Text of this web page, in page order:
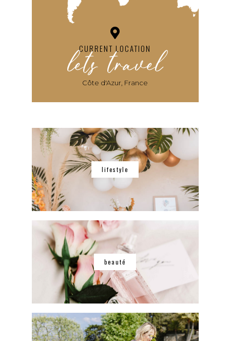
CURRENT LOCATION
lets travel
Côte d'Azur, France
lifestyle
beauté